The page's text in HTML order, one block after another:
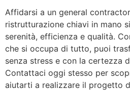
Affidarsi a un general
ristrutturazione chiavi in mano
serenità, efficienza e qualità.
che si occupa di tutto, puoi
senza stress e con la certezza
Contattaci oggi stesso per
aiutarti a realizzare il progetto